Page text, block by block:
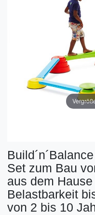
Set zum Bau
aus dem
Belastbarkeit
von 2 bis 10